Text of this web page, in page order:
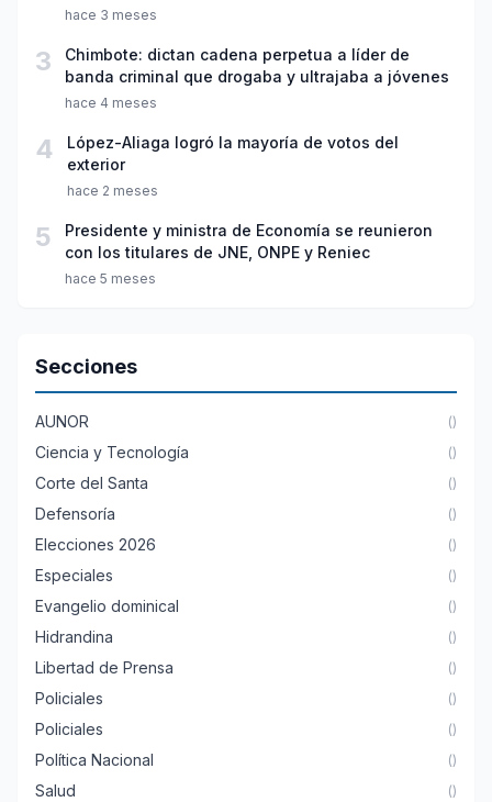
hace 3 meses
3
Chimbote: dictan cadena perpetua a líder de
banda criminal que drogaba y ultrajaba a jóvenes
hace 4 meses
4
López-Aliaga logró la mayoría de votos del
exterior
hace 2 meses
5
Presidente y ministra de Economía se reunieron
con los titulares de JNE, ONPE y Reniec
hace 5 meses
Secciones
AUNOR ()
Ciencia y Tecnología ()
Corte del Santa ()
Defensoría ()
Elecciones 2026 ()
Especiales ()
Evangelio dominical ()
Hidrandina ()
Libertad de Prensa ()
Policiales ()
Policiales ()
Política Nacional ()
Salud ()